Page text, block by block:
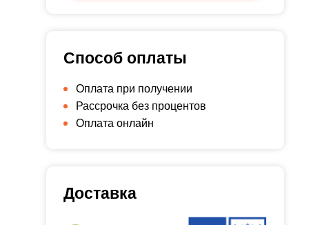
Способ оплаты
Оплата при получении
Рассрочка без процентов
Оплата онлайн
Доставка